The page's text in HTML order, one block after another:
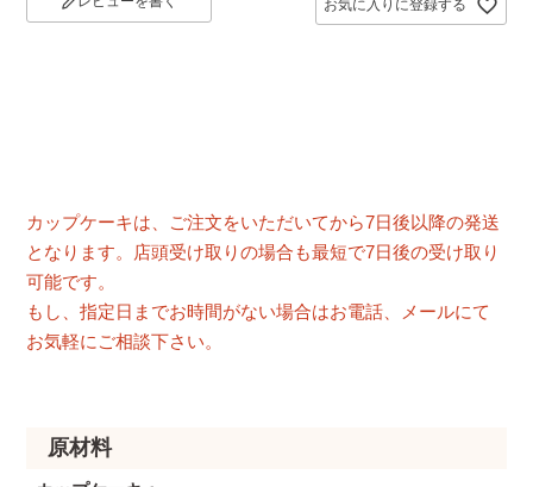
お気に入りに登録する
カップケーキは、ご注文をいただいてから7日後以降の発送
となります。店頭受け取りの場合も最短で7日後の受け取り
可能です。
もし、指定日までお時間がない場合はお電話、メールにて
お気軽にご相談下さい。
原材料